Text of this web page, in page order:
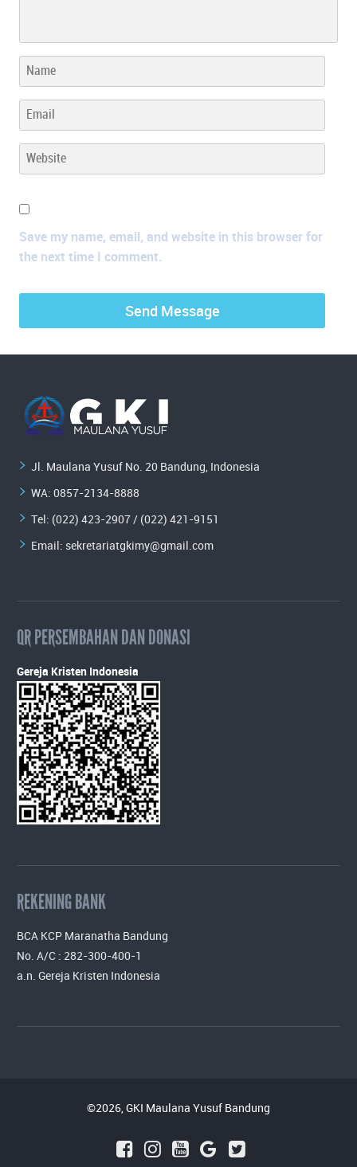
Save my name, email, and website in this browser for
the next time I comment.
Jl. Maulana Yusuf No. 20 Bandung, Indonesia
WA: 0857-2134-8888
Tel: (022) 423-2907 / (022) 421-9151
Email: sekretariatgkimy@gmail.com
QR PERSEMBAHAN DAN DONASI
Gereja Kristen Indonesia
REKENING BANK
BCA KCP Maranatha Bandung
No. A/C : 282-300-400-1
a.n. Gereja Kristen Indonesia
©2026, GKI Maulana Yusuf Bandung